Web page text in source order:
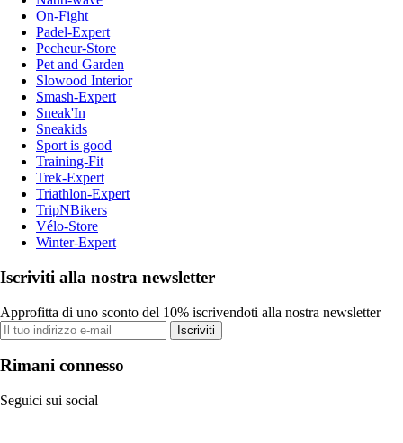
On-Fight
Padel-Expert
Pecheur-Store
Pet and Garden
Slowood Interior
Smash-Expert
Sneak'In
Sneakids
Sport is good
Training-Fit
Trek-Expert
Triathlon-Expert
TripNBikers
Vélo-Store
Winter-Expert
Iscriviti alla nostra newsletter
Approfitta di uno sconto del 10% iscrivendoti alla nostra newsletter
Iscriviti
Rimani connesso
Seguici sui social